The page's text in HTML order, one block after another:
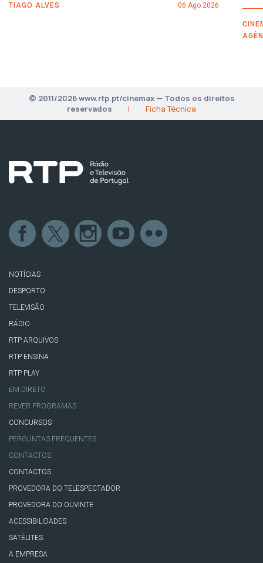
TIAGO ALVES 06 Ago 2026
© 2011/2026 www.rtp.pt/cinemax — Todos os direitos
reservados
| Ficha Técnica
NOTÍCIAS
DESPORTO
TELEVISÃO
RÁDIO
RTP ARQUIVOS
RTP ENSINA
RTP PLAY
EM DIRETO
REVER PROGRAMAS
CONCURSOS
PERGUNTAS FREQUENTES
CONTACTOS
CONTACTOS
PROVEDORA DO TELESPECTADOR
PROVEDORA DO OUVINTE
ACESSIBILIDADES
SATÉLITES
A EMPRESA